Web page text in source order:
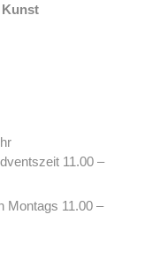
Kunst
11.00 –
Montags 11.00 –